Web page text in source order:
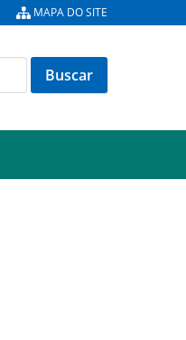
MAPA DO SITE